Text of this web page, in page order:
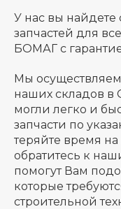
У нас вы
запчастей для
БОМАГ с
Мы
наших складов в
могли легко и
запчасти по
теряйте время
обратитесь к
помогут Вам
которые
строительной